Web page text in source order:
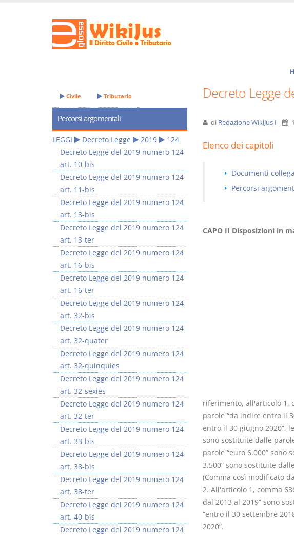
Decreto Legge
di Redazione WikiJus I
Elenco dei capitoli
Documenti
Percorsi
CAPO II Disposizioni in
riferimento, all'articolo 1,
parole “da indire entro il
entro il 30 giugno 2020”,
sono sostituite dalle
parole “euro 6.000” sono
3.500” sono sostituite
(Comma così modificato
2. All'articolo 1, comma
dal 2013 al 2019” sono
“entro il 30 settembre
2020”.
Civile Tributario
Percorsi argomentali
LEGGI Decreto Legge 2019
124
Decreto Legge del 2019 numero 124
art. 10-bis
Decreto Legge del 2019 numero 124
art. 11-bis
Decreto Legge del 2019 numero 124
art. 13-bis
Decreto Legge del 2019 numero 124
art. 13-ter
Decreto Legge del 2019 numero 124
art. 16-bis
Decreto Legge del 2019 numero 124
art. 16-ter
Decreto Legge del 2019 numero 124
art. 32-bis
Decreto Legge del 2019 numero 124
art. 32-quater
Decreto Legge del 2019 numero 124
art. 32-quinquies
Decreto Legge del 2019 numero 124
art. 32-sexies
Decreto Legge del 2019 numero 124
art. 32-ter
Decreto Legge del 2019 numero 124
art. 33-bis
Decreto Legge del 2019 numero 124
art. 38-bis
Decreto Legge del 2019 numero 124
art. 38-ter
Decreto Legge del 2019 numero 124
art. 40-bis
Decreto Legge del 2019 numero 124